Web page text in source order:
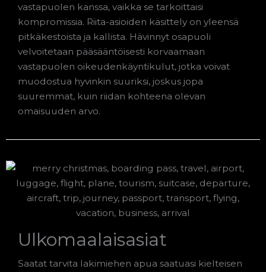
vastapuolen kanssa, vaikka se tarkoittaisi
kompromissia. Riita-asioiden käsittely on yleensä
pitkäkestoista ja kallista. Hävinnyt osapuoli
velvoitetaan pääsääntöisesti korvaamaan
vastapuolen oikeudenkäyntikulut, jotka voivat
muodostua hyvinkin suuriksi, joskus jopa
suuremmat, kuin riidan kohteena olevan
omaisuuden arvo.
Ulkomaalaisasiat
Saatat tarvita lakimiehen apua saatuasi kielteisen